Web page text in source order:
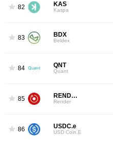
82 KAS
Kaspa
83 BDX
Beldex
84 QNT
Quant
85 RENDER
Render
86 USDC.e
USD Coin.E